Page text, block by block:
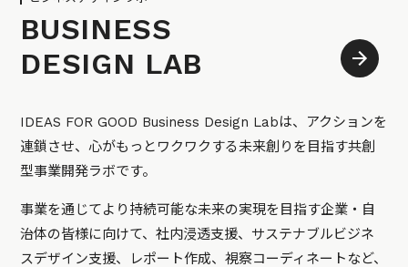
BUSINESS
DESIGN LAB
IDEAS FOR GOOD Business Design Labは、アクションを
連鎖させ、心がもっとワクワクする未来創りを目指す共創
型事業開発ラボです。
事業を通じてより持続可能な未来の実現を目指す企業・自
治体の皆様に向けて、社内浸透支援、サステナブルビジネ
スデザイン支援、レポート作成、視察コーディネートなど、